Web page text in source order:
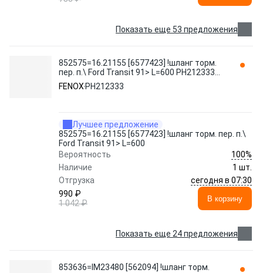
Показать еще 53 предложения
852575=16.21155 [6577423] !шланг торм.
пер. п.\ Ford Transit 91> L=600 PH212333
FENOX
FENOX PH212333
Лучшее предложение
852575=16.21155 [6577423] !шланг торм. пер. п.\
Ford Transit 91> L=600
Вероятность
100%
Наличие
1 шт.
Отгрузка
сегодня в 07:30
990 ₽
1 042 ₽
В корзину
Показать еще 24 предложения
853636=IM23480 [562094] !шланг торм.